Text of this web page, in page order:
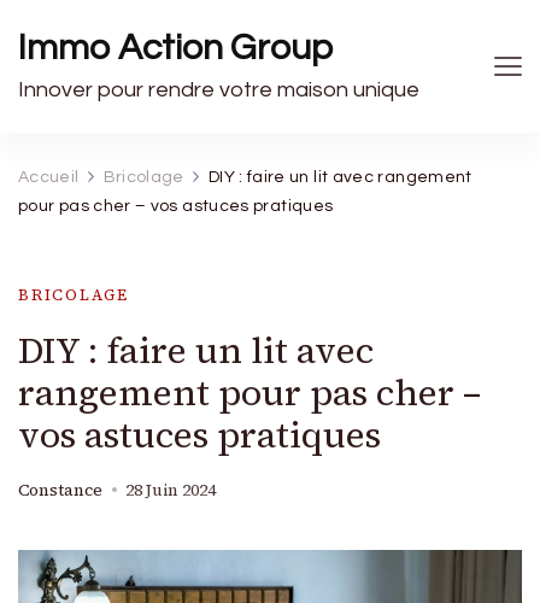
Immo Action Group
Innover pour rendre votre maison unique
Accueil Bricolage
DIY : faire un lit avec rangement
pour pas cher – vos astuces pratiques
BRICOLAGE
DIY : faire un lit avec
rangement pour pas cher –
vos astuces pratiques
Constance 28 Juin 2024